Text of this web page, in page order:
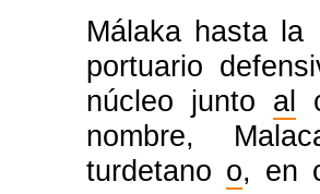
Málaka hasta la
portuario
núcleo junto al
nombre,
turdetano o, en